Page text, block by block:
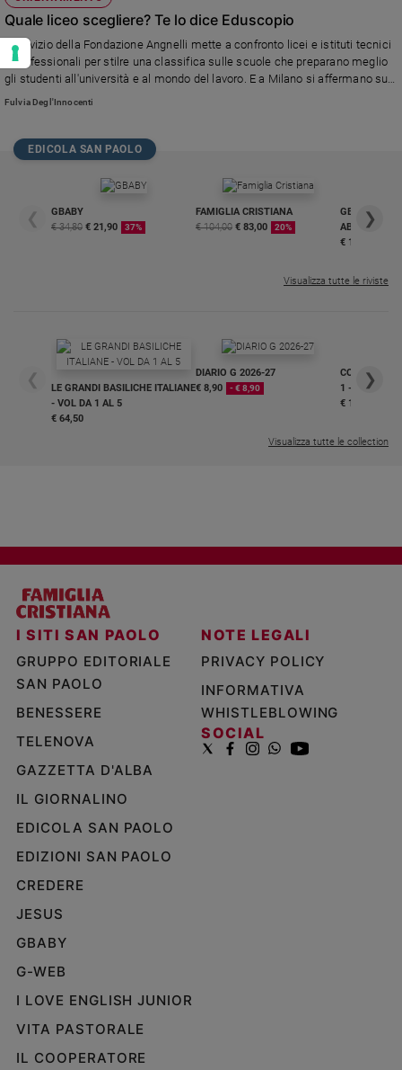
Quale liceo scegliere? Te lo dice Eduscopio
Il servizio della Fondazione Angnelli mette a confronto licei e istituti tecnici
e professionali per stilre una classifica sulle scuole che preparano meglio
gli studenti all'università e al mondo del lavoro. E a Milano si affermano su
tutte le scuole cattoliche.
Fulvia Degl'Innocenti
EDICOLA SAN PAOLO
❮
GBABY
€ 34,80 € 21,90 37%
FAMIGLIA CRISTIANA
€ 104,00 € 83,00 20%
GBABY
€ 16,99
❯
Visualizza tutte le riviste
❮
LE GRANDI BASILICHE ITALIANE
- VOL DA 1 AL 5
€ 64,50
DIARIO G 2026-27
€ 8,90
- € 8,90
COLLANA
1 - 2
€ 18,50
❯
Visualizza tutte le collection
I SITI SAN PAOLO
GRUPPO EDITORIALE
SAN PAOLO
BENESSERE
TELENOVA
GAZZETTA D'ALBA
IL GIORNALINO
EDICOLA SAN PAOLO
EDIZIONI SAN PAOLO
CREDERE
JESUS
GBABY
G-WEB
I LOVE ENGLISH JUNIOR
VITA PASTORALE
IL COOPERATORE
NOTE LEGALI
PRIVACY POLICY
INFORMATIVA
WHISTLEBLOWING
SOCIAL